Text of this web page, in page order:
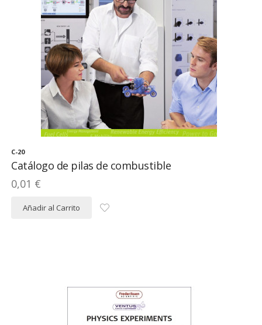
C-20
Catálogo de pilas de combustible
0,01 €
Añadir al Carrito